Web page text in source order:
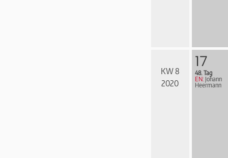
KW 8
2020
17
48. Tag
EN: Johann
Heermann